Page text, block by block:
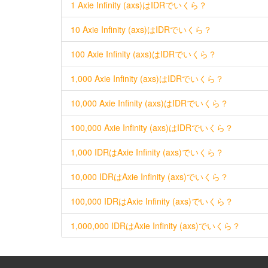
1 Axie Infinity (axs)はIDRでいくら？
10 Axie Infinity (axs)はIDRでいくら？
100 Axie Infinity (axs)はIDRでいくら？
1,000 Axie Infinity (axs)はIDRでいくら？
10,000 Axie Infinity (axs)はIDRでいくら？
100,000 Axie Infinity (axs)はIDRでいくら？
1,000 IDRはAxie Infinity (axs)でいくら？
10,000 IDRはAxie Infinity (axs)でいくら？
100,000 IDRはAxie Infinity (axs)でいくら？
1,000,000 IDRはAxie Infinity (axs)でいくら？